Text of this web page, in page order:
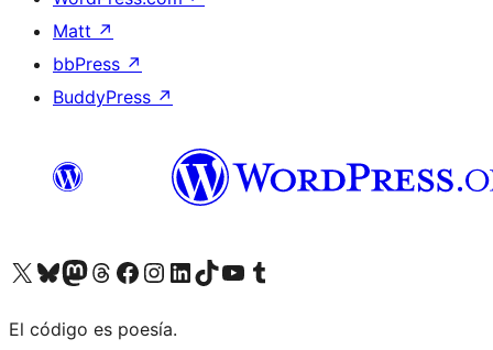
Matt ↗
bbPress ↗
BuddyPress ↗
Visita nuestra cuenta de X (anteriormente Twitter)
Visita nuestra cuenta de Bluesky
Visita nuestra cuenta de Mastodon
Visita nuestra cuenta de Threads
Visita nuestra página de Facebook
Visita nuestra cuenta de Instagram
Visita nuestra cuenta de LinkedIn
Visita nuestra cuenta de TikTok
Visita nuestro canal de YouTube
Visita nuestra cuenta de Tumblr
El código es poesía.